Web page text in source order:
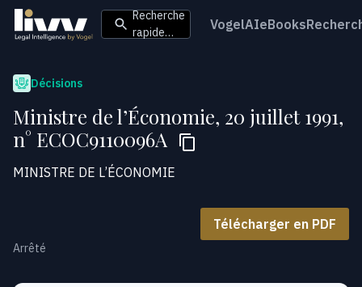
Recherche
rapide…
VogelAIeBooks
Décisions
Ministre de l’Économie, 20 juillet 1991,
n° ECOC9110096A
MINISTRE DE L’ÉCONOMIE
Télécharger en PDF
Arrêté